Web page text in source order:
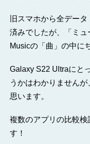
旧スマホから全デー
済みでしたが、「ミ
Musicの「曲」の中に
Galaxy S22 Ultraにと
うかはわかりません
思います。
複数のアプリの比較
す！